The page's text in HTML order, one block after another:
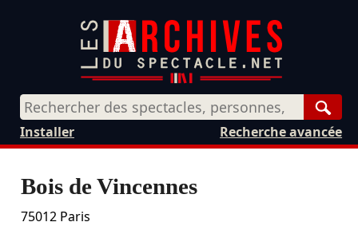
Recherche avancée
Installer
Bois de Vincennes
75012 Paris